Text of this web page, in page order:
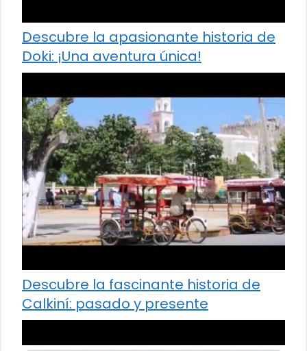
Descubre la apasionante historia de
Doki: ¡Una aventura única!
Descubre la fascinante historia de
Calkiní: pasado y presente